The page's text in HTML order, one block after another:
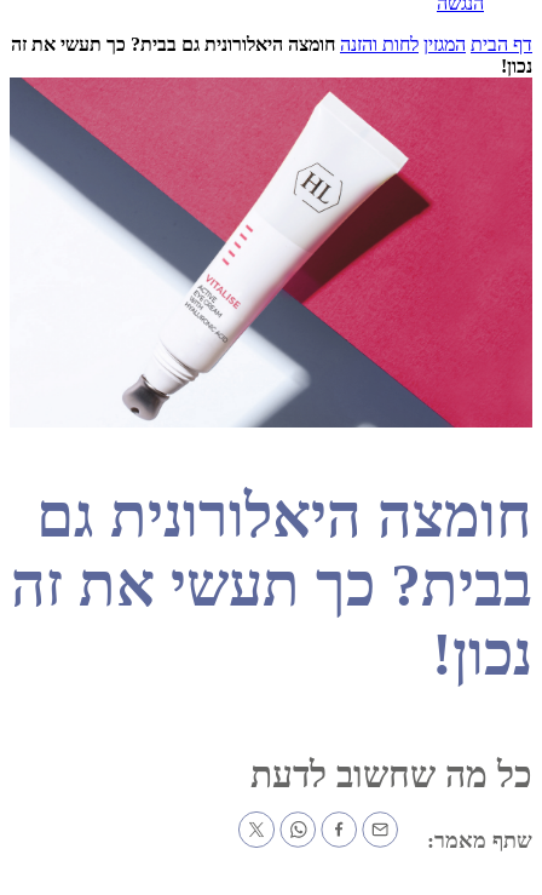
המגזין לחות והזנה חומצה היאלורונית גם בבית? כך תעשי את זה
היאלורונית גם
כך תעשי את זה
שחשוב לדעת